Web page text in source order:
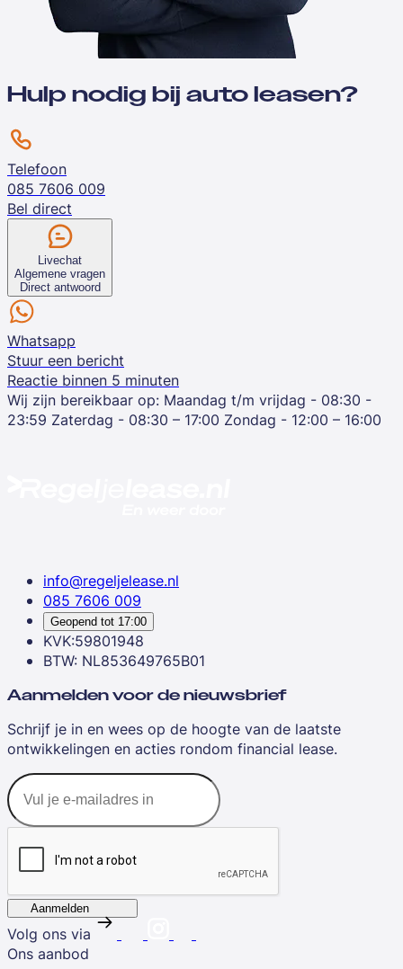
Hulp nodig bij auto leasen?
Telefoon
085 7606 009
Bel direct
Livechat
Algemene vragen
Direct antwoord
Whatsapp
Stuur een bericht
Reactie binnen 5 minuten
Wij zijn bereikbaar op: Maandag t/m vrijdag - 08:30 -
23:59 Zaterdag - 08:30 – 17:00 Zondag - 12:00 – 16:00
info@regeljelease.nl
085 7606 009
Geopend tot 17:00
KVK:59801948
BTW: NL853649765B01
Aanmelden voor de nieuwsbrief
Schrijf je in en wees op de hoogte van de laatste
ontwikkelingen en acties rondom financial lease.
Aanmelden
Volg ons via
Ons aanbod